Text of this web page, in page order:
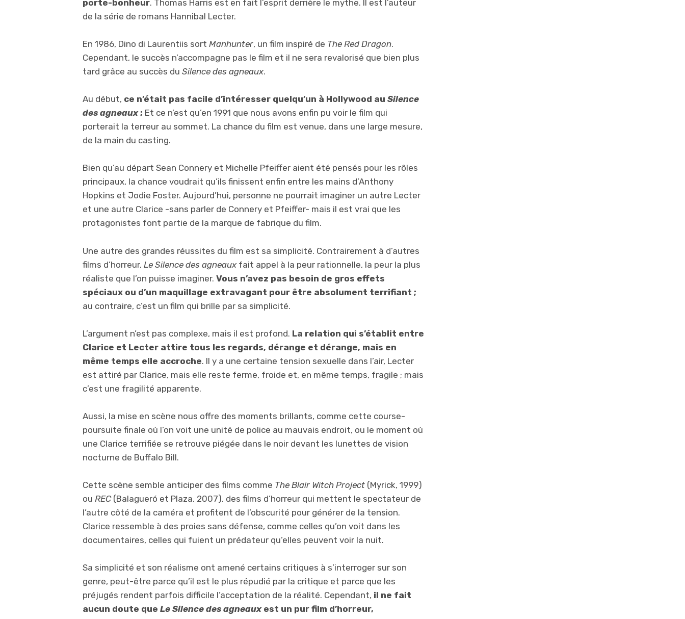
porte-bonheur. Thomas Harris est en fait l’esprit derrière le mythe. Il est l’auteur
de la série de romans Hannibal Lecter.
En 1986, Dino di Laurentiis sort Manhunter, un film inspiré de The Red Dragon.
Cependant, le succès n’accompagne pas le film et il ne sera revalorisé que bien plus
tard grâce au succès du Silence des agneaux.
Au début, ce n’était pas facile d’intéresser quelqu’un à Hollywood au Silence
des agneaux; Et ce n’est qu’en 1991 que nous avons enfin pu voir le film qui
porterait la terreur au sommet. La chance du film est venue, dans une large mesure,
de la main du casting.
Bien qu’au départ Sean Connery et Michelle Pfeiffer aient été pensés pour les rôles
principaux, la chance voudrait qu’ils finissent enfin entre les mains d’Anthony
Hopkins et Jodie Foster. Aujourd’hui, personne ne pourrait imaginer un autre Lecter
et une autre Clarice -sans parler de Connery et Pfeiffer- mais il est vrai que les
protagonistes font partie de la marque de fabrique du film.
Une autre des grandes réussites du film est sa simplicité. Contrairement à d’autres
films d’horreur, Le Silence des agneauxfait appel à la peur rationnelle, la peur la plus
réaliste que l’on puisse imaginer. Vous n’avez pas besoin de gros effets
spéciaux ou d’un maquillage extravagant pour être absolument terrifiant ;
au contraire, c’est un film qui brille par sa simplicité.
L’argument n’est pas complexe, mais il est profond. La relation qui s’établit entre
Clarice et Lecter attire tous les regards, dérange et dérange, mais en
même temps elle accroche. Il y a une certaine tension sexuelle dans l’air, Lecter
est attiré par Clarice, mais elle reste ferme, froide et, en même temps, fragile ; mais
c’est une fragilité apparente.
Aussi, la mise en scène nous offre des moments brillants, comme cette course-
poursuite finale où l’on voit une unité de police au mauvais endroit, ou le moment où
une Clarice terrifiée se retrouve piégée dans le noir devant les lunettes de vision
nocturne de Buffalo Bill.
Cette scène semble anticiper des films comme The Blair Witch Project (Myrick, 1999)
ou REC(Balagueró et Plaza, 2007), des films d’horreur qui mettent le spectateur de
l’autre côté de la caméra et profitent de l’obscurité pour générer de la tension.
Clarice ressemble à des proies sans défense, comme celles qu’on voit dans les
documentaires, celles qui fuient un prédateur qu’elles peuvent voir la nuit.
Sa simplicité et son réalisme ont amené certains critiques à s’interroger sur son
genre, peut-être parce qu’il est le plus répudié par la critique et parce que les
préjugés rendent parfois difficile l’acceptation de la réalité. Cependant, il ne fait
aucun doute que Le Silence des agneauxest un pur film d’horreur,